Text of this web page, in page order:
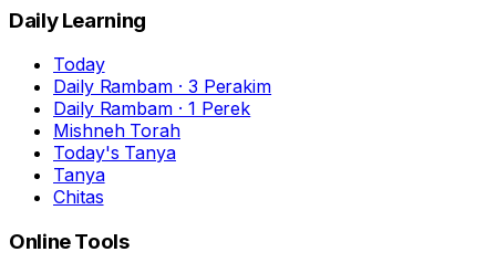
Daily Learning
Today
Daily Rambam · 3 Perakim
Daily Rambam · 1 Perek
Mishneh Torah
Today's Tanya
Tanya
Chitas
Online Tools